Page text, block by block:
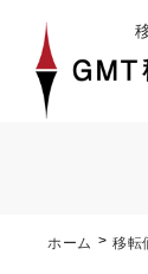
ホーム 移転